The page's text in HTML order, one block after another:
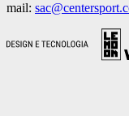
mail: